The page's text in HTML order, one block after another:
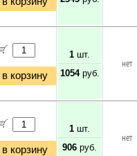
в корзину
1 шт.
1054руб.
нет
в корзину
1 шт.
906 руб.
нет